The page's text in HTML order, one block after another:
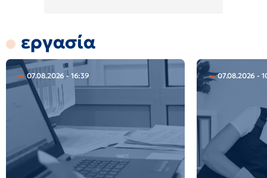
εργασία
07.08.2026 - 16:39 07.08.2026 -